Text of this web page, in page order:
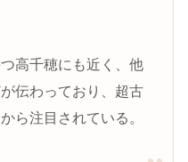
高千穂にも近く、他
伝わっており、超古
ら注目されている。